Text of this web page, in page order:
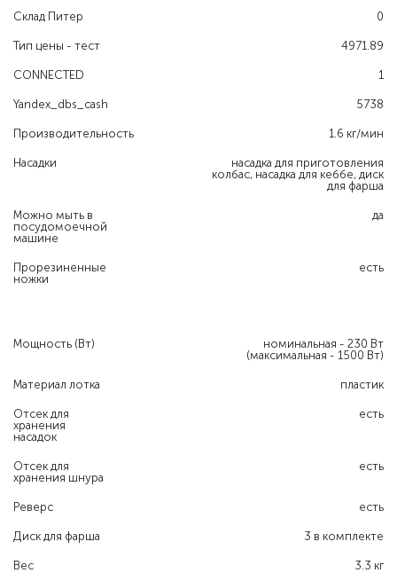
Склад Питер 0
Тип цены - тест 4971.89
CONNECTED 1
Yandex_dbs_cash 5738
Производительность 1.6 кг/мин
Насадки
насадка для приготовления
колбас, насадка для кеббе, диск
для фарша
Можно мыть в
посудомоечной
машине
да
Прорезиненные
ножки
есть
Мощность (Вт)
номинальная - 230 Вт
(максимальная - 1500 Вт)
Материал лотка пластик
Отсек для
хранения
насадок
есть
Отсек для
хранения шнура
есть
Реверс есть
Диск для фарша 3 в комплекте
Вес 3.3 кг